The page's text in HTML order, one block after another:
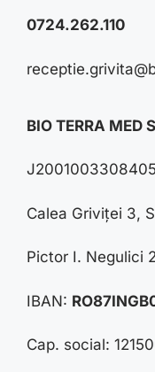
0724.262.110
BIO TERRA MED
J2001003308405
Calea Griviței 3,
Pictor I. Negulici
IBAN:
Cap. social: